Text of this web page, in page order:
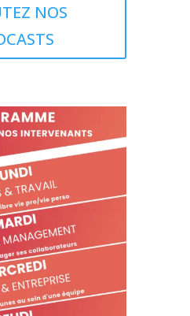
NOS